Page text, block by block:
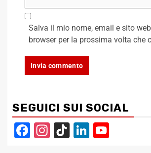
Salva il mio nome, email e sito
browser per la prossima volta che
SEGUICI SUI SOCIAL
Facebook
Instagram
TikTokLinkedIn